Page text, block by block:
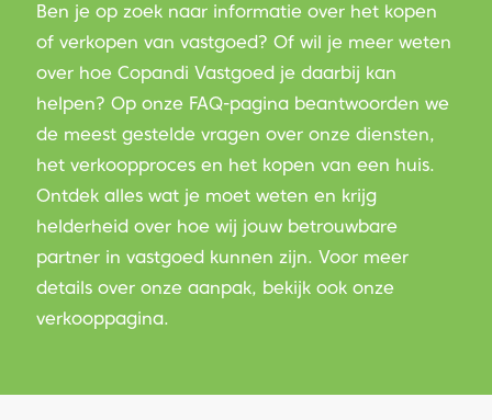
Ben je op zoek naar informatie over het kopen
of verkopen van vastgoed? Of wil je meer weten
over hoe Copandi Vastgoed je daarbij kan
helpen? Op onze FAQ-pagina beantwoorden we
de meest gestelde vragen over onze diensten,
het verkoopproces en het kopen van een huis.
Ontdek alles wat je moet weten en krijg
helderheid over hoe wij jouw betrouwbare
partner in vastgoed kunnen zijn. Voor meer
details over onze aanpak, bekijk ook onze
verkooppagina.